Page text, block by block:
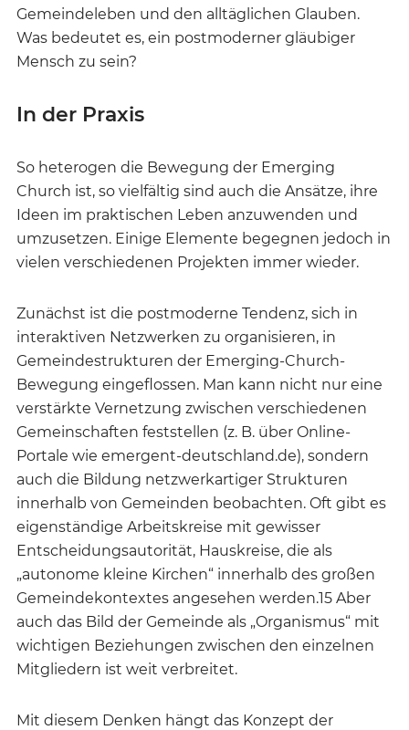
Gemeindeleben und den alltäglichen Glauben.
Was bedeutet es, ein postmoderner gläubiger
Mensch zu sein?
In der Praxis
So heterogen die Bewegung der Emerging
Church ist, so vielfältig sind auch die Ansätze, ihre
Ideen im praktischen Leben anzuwenden und
umzusetzen. Einige Elemente begegnen jedoch in
vielen verschiedenen Projekten immer wieder.
Zunächst ist die postmoderne Tendenz, sich in
interaktiven Netzwerken zu organisieren, in
Gemeindestrukturen der Emerging-Church-
Bewegung eingeflossen. Man kann nicht nur eine
verstärkte Vernetzung zwischen verschiedenen
Gemeinschaften feststellen (z. B. über Online-
Portale wie emergent-deutschland.de), sondern
auch die Bildung netzwerkartiger Strukturen
innerhalb von Gemeinden beobachten. Oft gibt es
eigenständige Arbeitskreise mit gewisser
Entscheidungsautorität, Hauskreise, die als
„autonome kleine Kirchen“ innerhalb des großen
Gemeindekontextes angesehen werden.15 Aber
auch das Bild der Gemeinde als „Organismus“ mit
wichtigen Beziehungen zwischen den einzelnen
Mitgliedern ist weit verbreitet.
Mit diesem Denken hängt das Konzept der